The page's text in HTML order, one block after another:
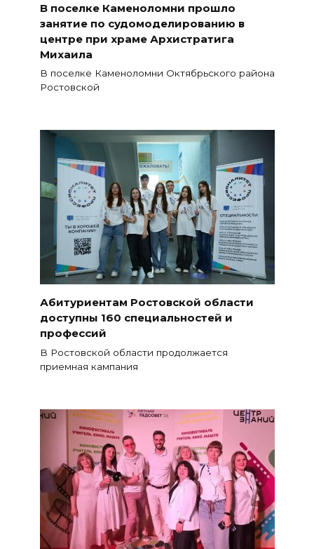
В поселке Каменоломни прошло
занятие по судомоделированию в
центре при храме Архистратига
Михаила
В поселке Каменоломни Октябрьского района
Ростовской
Абитуриентам Ростовской области
доступны 160 специальностей и
профессий
В Ростовской области продолжается
приемная кампания